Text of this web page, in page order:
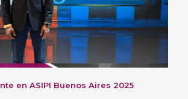
en ASIPI Buenos Aires 2025